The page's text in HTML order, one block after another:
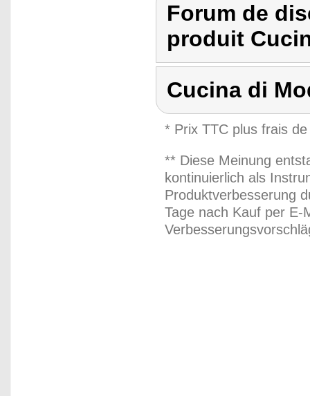
Forum de
produit
Cucina di
* Prix TTC plus frais
** Diese Meinung
kontinuierlich als
Produktverbesserung
Tage nach Kauf per E-